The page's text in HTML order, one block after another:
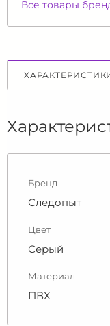
Все товары
Бренд
Следопыт
Цвет
Серый
Материал
ПВХ